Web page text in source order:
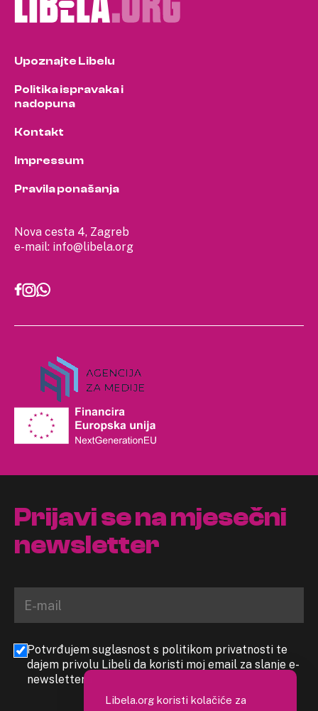
Nova cesta 4, Zagreb
e-mail: info@libela.org
Upoznajte Libelu
Politika ispravaka i
nadopuna
Kontakt
Impressum
Pravila ponašanja
Prijavi se na mjesečni
newsletter
Potvrđujem suglasnost s politikom privatnosti te
dajem privolu Libeli da koristi moj email za slanje e-
newslettera
Libela.org koristi kolačiće za